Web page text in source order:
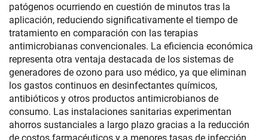
patógenos ocurriendo en cuestión de minutos tras la
aplicación, reduciendo significativamente el tiempo de
tratamiento en comparación con las terapias
antimicrobianas convencionales. La eficiencia económica
representa otra ventaja destacada de los sistemas de
generadores de ozono para uso médico, ya que eliminan
los gastos continuos en desinfectantes químicos,
antibióticos y otros productos antimicrobianos de
consumo. Las instalaciones sanitarias experimentan
ahorros sustanciales a largo plazo gracias a la reducción